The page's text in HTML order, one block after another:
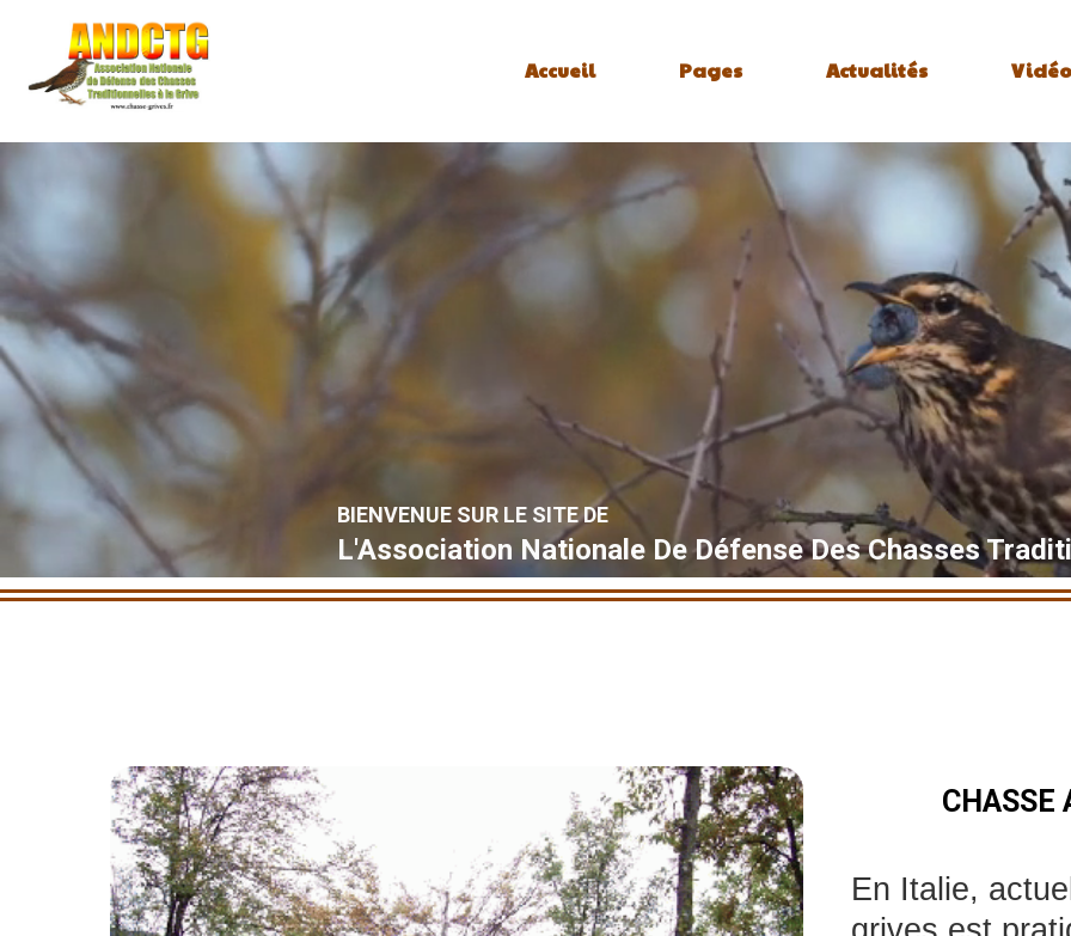
Accueil Pages Actualités
BIENVENUE SUR LE SITE DE
L'Association Nationale De Défense Des Chasses
CHASSE
En Italie,